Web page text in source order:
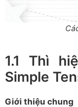
1.1 Thì
Simple
Giới thiệu chung